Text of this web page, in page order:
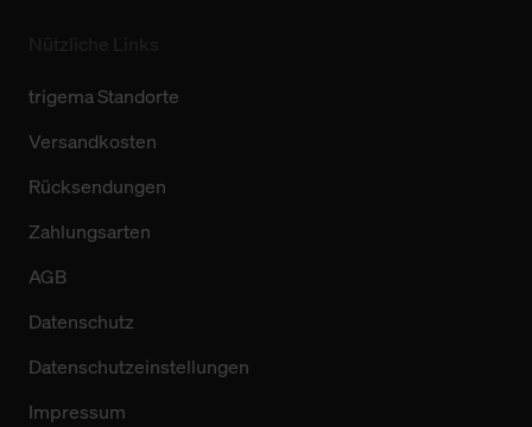
trigema Standorte
Versandkosten
Rücksendungen
Zahlungsarten
AGB
Datenschutz
Datenschutzeinstellungen
Impressum